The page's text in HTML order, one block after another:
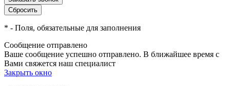
* - Поля, обязательные для заполнения
Сообщение отправлено
Ваше сообщение успешно отправлено. В ближайшее время с
Вами свяжется наш специалист
Закрыть окно